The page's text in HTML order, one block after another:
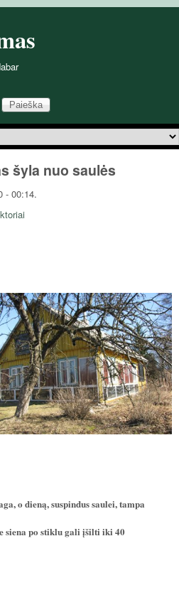
šyla nuo saulės
- 00:14.
o dieną, suspindus saulei, tampa
siena po stiklu gali įšilti iki 40